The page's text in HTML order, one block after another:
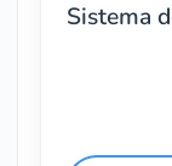
Sistema